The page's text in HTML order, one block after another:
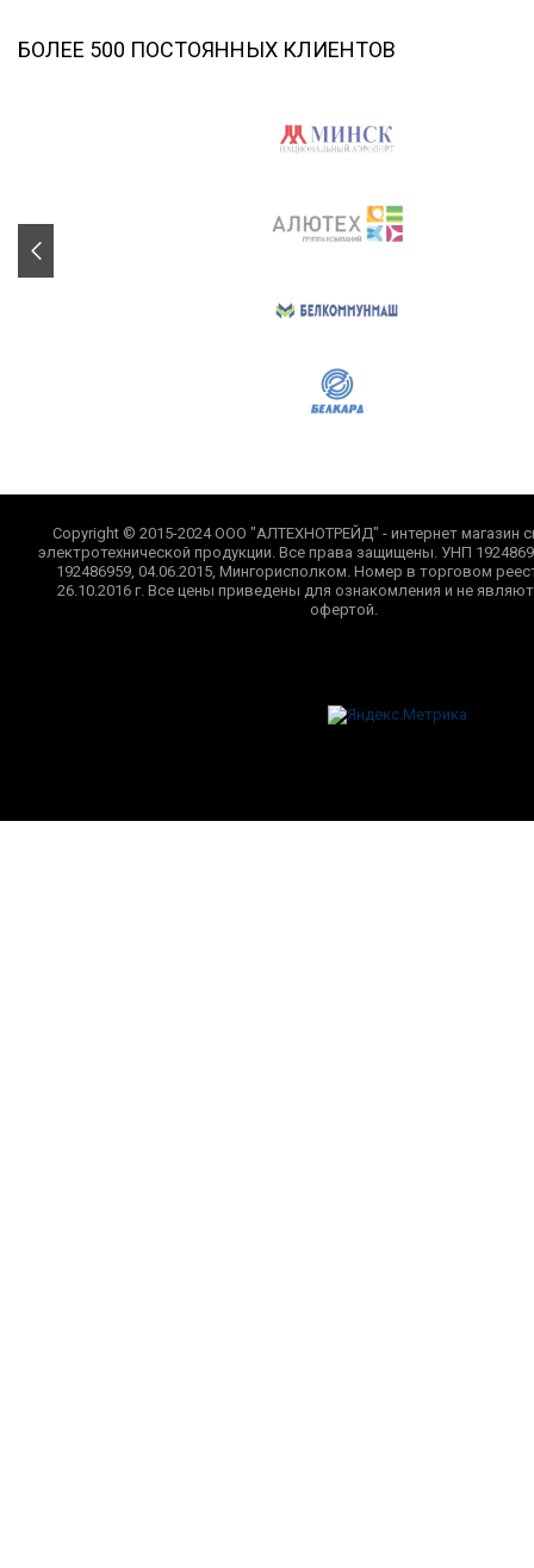
БОЛЕЕ 500 ПОСТОЯННЫХ КЛИЕНТОВ
Copyright © 2015-2024 ООО "АЛТЕХНОТРЕЙД" - интернет магазин
электротехнической продукции. Все права защищены. УНП
192486959, 04.06.2015, Мингорисполком. Номер в торговом
26.10.2016 г. Все цены приведены для ознакомления и не
офертой.